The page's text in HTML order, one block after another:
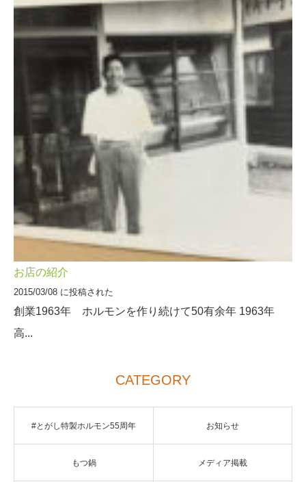
お店の紹介
2015/03/08 に投稿された
創業1963年 ホルモンを作り続けて50有余年 1963年
高...
CATEGORY
#とがし特製ホルモン55周年 お知らせ
もつ鍋 メディア掲載